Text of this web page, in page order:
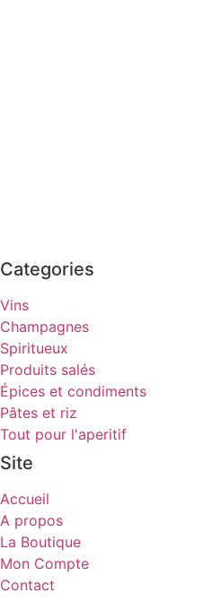
Categories
Vins
Champagnes
Spiritueux
Produits salés
Épices et condiments
Pâtes et riz
Tout pour l'aperitif
Site
Accueil
A propos
La Boutique
Mon Compte
Contact